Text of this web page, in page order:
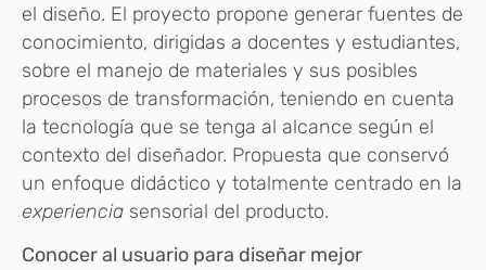
el diseño. El proyecto propone generar fuentes de
conocimiento, dirigidas a docentes y estudiantes,
sobre el manejo de materiales y sus posibles
procesos de transformación, teniendo en cuenta
la tecnología que se tenga al alcance según el
contexto del diseñador. Propuesta que conservó
un enfoque didáctico y totalmente centrado en la
experiencia sensorial del producto.
Conocer al usuario para diseñar mejor